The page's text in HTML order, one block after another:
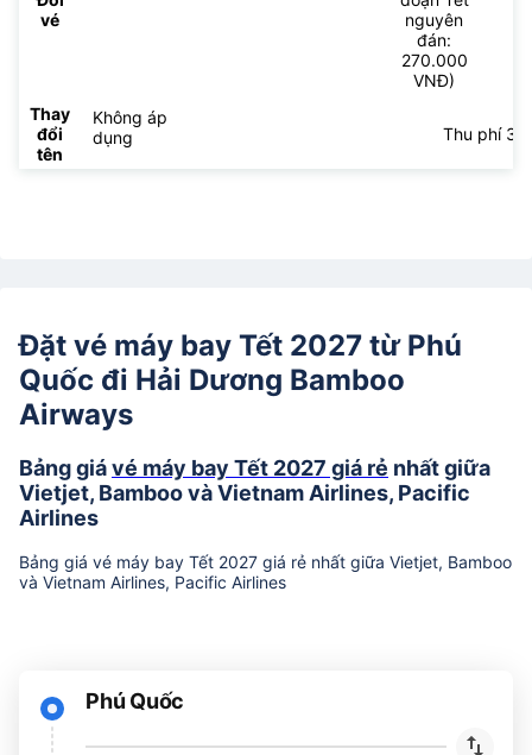
vé
nguyên
đán:
270.000
VNĐ)
Thay
đổi
tên
Không áp
dụng
Thu phí
Đặt vé máy bay Tết 2027 từ Phú
Quốc đi Hải Dương Bamboo
Airways
Bảng giávé máy bay Tết 2027 giá rẻ nhất giữa
Vietjet, Bamboo và Vietnam Airlines, Pacific
Airlines
Bảng giá vé máy bay Tết 2027 giá rẻ nhất giữa Vietjet, Bamboo
và Vietnam Airlines, Pacific Airlines
Phú Quốc